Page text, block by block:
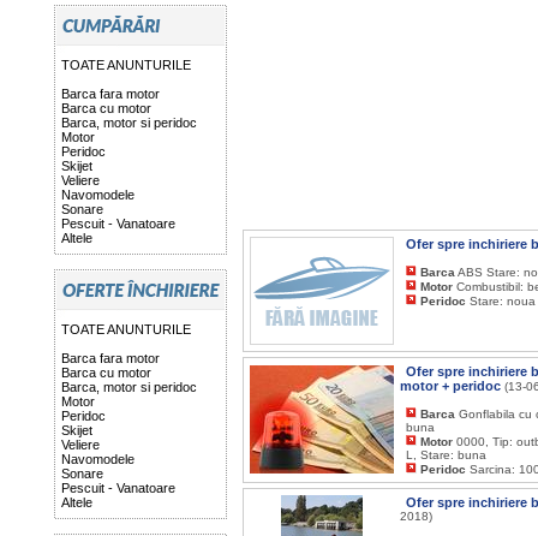
TOATE ANUNTURILE
Barca fara motor
Barca cu motor
Barca, motor si peridoc
Motor
Peridoc
Skijet
Veliere
Navomodele
Sonare
Pescuit - Vanatoare
Altele
TOATE ANUNTURILE
Barca fara motor
Barca cu motor
Barca, motor si peridoc
Motor
Peridoc
Skijet
Veliere
Navomodele
Sonare
Pescuit - Vanatoare
Altele
Ofer spre inchiriere
Barca ABS Stare:
Motor Combustibil:
Peridoc Stare: noua
Ofer spre inchiriere
motor + peridoc (13-
Barca Gonflabila cu
buna
Motor 0000, Tip:
L, Stare: buna
Peridoc Sarcina:
Ofer spre inchiriere
2018)